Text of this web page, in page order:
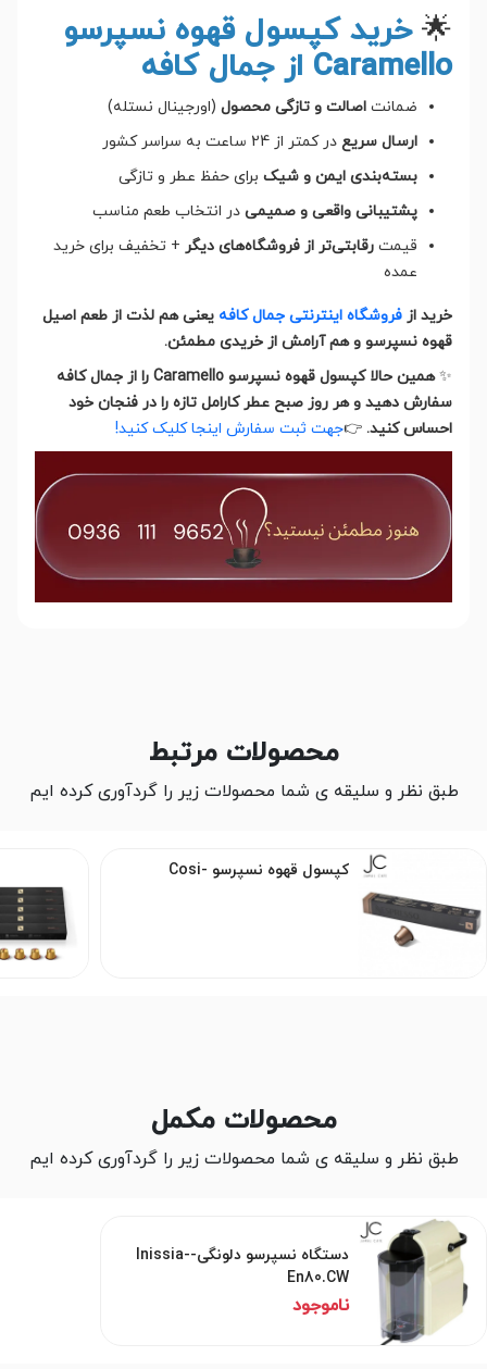
🌟 خرید کپسول قهوه نسپرسو
Caramello از جمال کافه
ضمانت اصالت و تازگی محصول (اورجینال نستله)
ارسال سریع در کمتر از 24 ساعت به سراسر کشور
بسته‌بندی ایمن و شیک برای حفظ عطر و تازگی
پشتیبانی واقعی و صمیمی در انتخاب طعم مناسب
قیمت رقابتی‌تر از فروشگاه‌های دیگر + تخفیف برای خرید
عمده
خرید از فروشگاه اینترنتی جمال کافه یعنی هم لذت از طعم اصیل
قهوه نسپرسو و هم آرامش از خریدی مطمئن.
✨
همین حالا کپسول قهوه نسپرسو Caramello را از جمال کافه
سفارش دهید و هر روز صبح عطر کارامل تازه را در فنجان خود
احساس کنید. 👉جهت ثبت سفارش اینجا کلیک کنید!
محصولات مرتبط
طبق نظر و سلیقه ی شما محصولات زیر را گردآوری کرده ایم
کپسول قهوه نسپرسو -Cosi
محصولات مکمل
طبق نظر و سلیقه ی شما محصولات زیر را گردآوری کرده ایم
دستگاه نسپرسو دلونگی-Inissia-
En80.CW
ناموجود